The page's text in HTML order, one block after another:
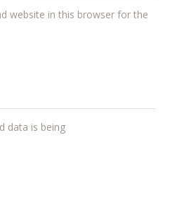
website in this browser for the
data is being